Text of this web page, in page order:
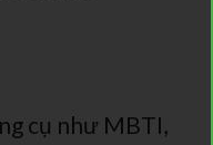
cụ như MBTI,